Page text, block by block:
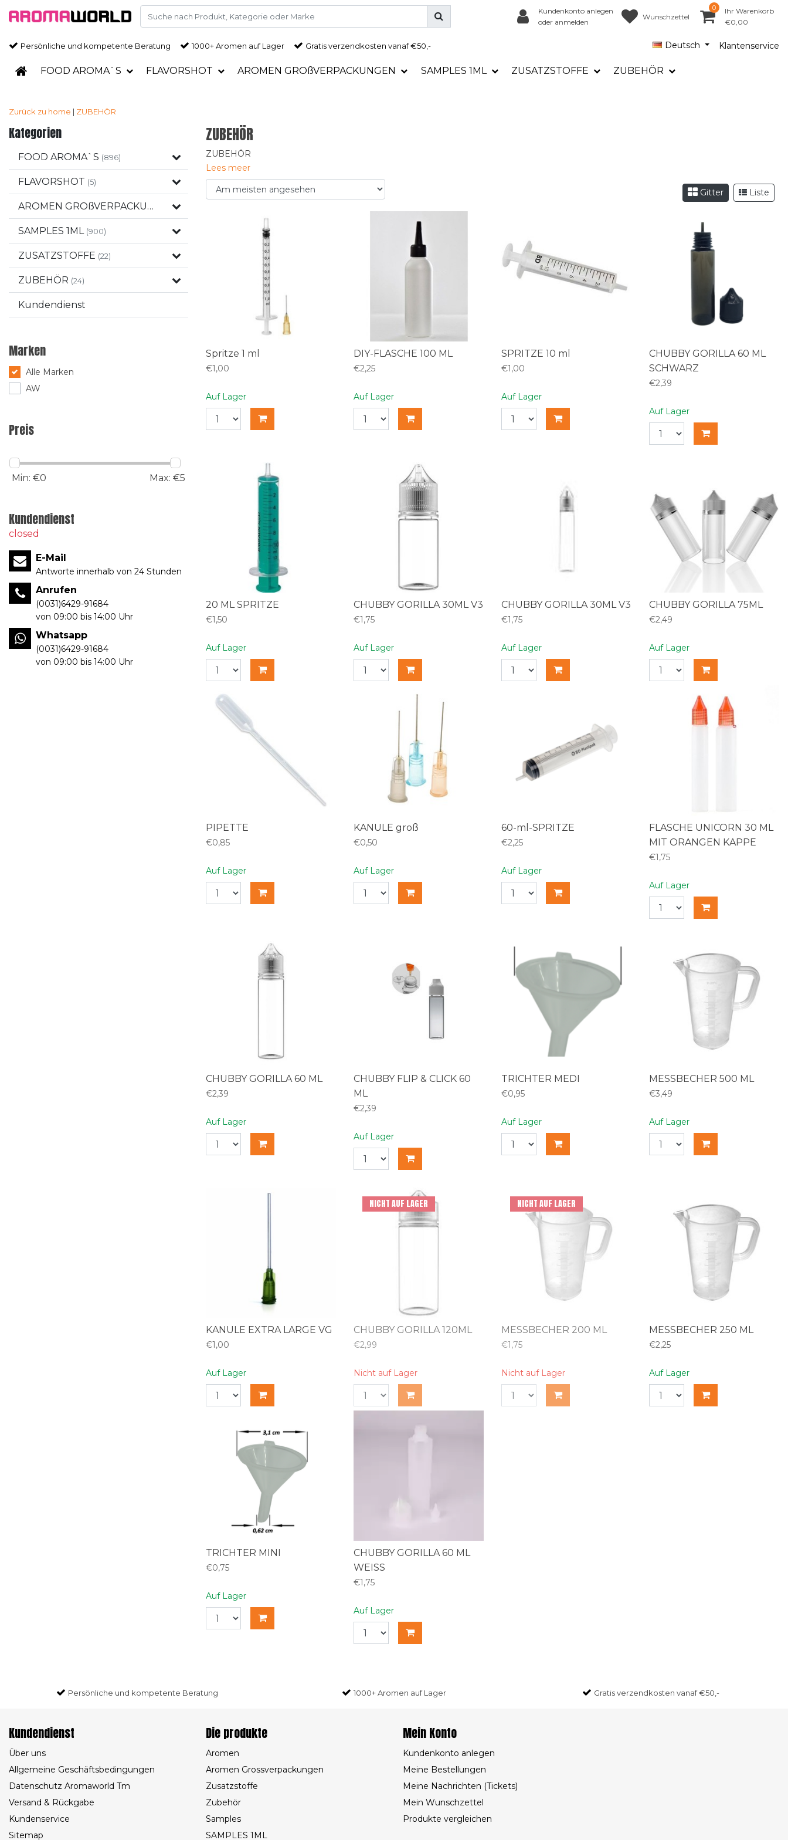
Kundenkonto anlegen
oder anmelden
Wunschzettel
0
Ihr Warenkorb
€0,00
Persönliche und kompetente Beratung 1000+ Aromen auf Lager Gratisverzendkosten vanaf €50,- Deutsch Klantenservice
FOOD AROMA`S FLAVORSHOT AROMEN GROßVERPACKUNGEN SAMPLES 1ML ZUSATZSTOFFE ZUBEHÖR
Zurück zu home | ZUBEHÖR
Kategorien
FOOD AROMA`S (896)
FLAVORSHOT (5)
AROMEN GROßVERPACKUNGEN (120)
SAMPLES 1ML (900)
ZUSATZSTOFFE (22)
ZUBEHÖR (24)
Kundendienst
Marken
Alle Marken
AW
Preis
Min: €0 Max: €5
Kundendienst
closed
E-Mail
Antworte innerhalb von 24 Stunden
Anrufen
(0031)6429-91684
von 09:00 bis 14:00 Uhr
Whatsapp
(0031)6429-91684
von 09:00 bis 14:00 Uhr
ZUBEHÖR
ZUBEHÖR
Lees meer
Gitter Liste
Spritze 1 ml
€1,00
Auf Lager
DIY-FLASCHE 100 ML
€2,25
Auf Lager
SPRITZE 10 ml
€1,00
Auf Lager
CHUBBY GORILLA 60 ML
SCHWARZ
€2,39
Auf Lager
20 ML SPRITZE
€1,50
Auf Lager
CHUBBY GORILLA 30ML V3
€1,75
Auf Lager
CHUBBY GORILLA 30ML V3
€1,75
Auf Lager
CHUBBY GORILLA 75ML
€2,49
Auf Lager
PIPETTE
€0,85
Auf Lager
KANULE groß
€0,50
Auf Lager
60-ml-SPRITZE
€2,25
Auf Lager
FLASCHE UNICORN 30 ML
MIT ORANGEN KAPPE
€1,75
Auf Lager
CHUBBY GORILLA 60 ML
€2,39
Auf Lager
CHUBBY FLIP & CLICK 60
ML
€2,39
Auf Lager
TRICHTER MEDI
€0,95
Auf Lager
MESSBECHER 500 ML
€3,49
Auf Lager
KANULE EXTRA LARGE VG
€1,00
Auf Lager
NICHT AUF LAGER
CHUBBY GORILLA 120ML
€2,99
Nicht auf Lager
NICHT AUF LAGER
MESSBECHER 200 ML
€1,75
Nicht auf Lager
MESSBECHER 250 ML
€2,25
Auf Lager
TRICHTER MINI
€0,75
Auf Lager
CHUBBY GORILLA 60 ML
WEISS
€1,75
Auf Lager
Persönliche und kompetente Beratung 1000+ Aromen auf Lager Gratisverzendkosten vanaf €50,-
Kundendienst
Über uns
Allgemeine Geschäftsbedingungen
Datenschutz Aromaworld Tm
Versand & Rückgabe
Kundenservice
Sitemap
Die produkte
Aromen
Aromen Grossverpackungen
Zusatzstoffe
Zubehör
Samples
SAMPLES 1ML
Mein Konto
Kundenkonto anlegen
Meine Bestellungen
Meine Nachrichten (Tickets)
Mein Wunschzettel
Produkte vergleichen